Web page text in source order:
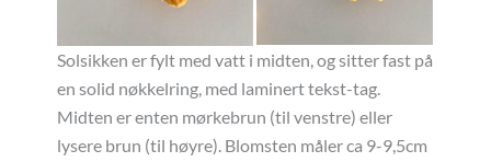
Solsikken erfylt med vatt i midten, og sitter fast på
en solid nøkkelring, med laminert tekst-tag.
Midten er enten mørkebrun (til venstre) eller
lysere brun (til høyre). Blomsten måler ca 9-9,5cm